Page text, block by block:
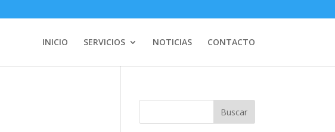
INICIO SERVICIOS NOTICIAS CONTACTO